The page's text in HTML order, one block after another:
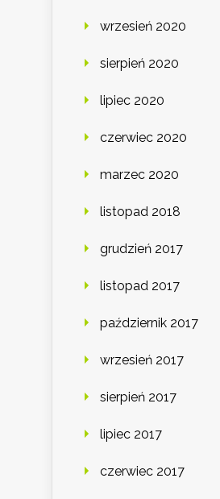
wrzesień 2020
sierpień 2020
lipiec 2020
czerwiec 2020
marzec 2020
listopad 2018
grudzień 2017
listopad 2017
październik 2017
wrzesień 2017
sierpień 2017
lipiec 2017
czerwiec 2017